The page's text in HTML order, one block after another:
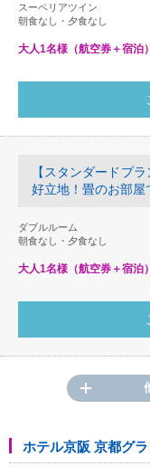
スーペリアツイン
朝食なし・夕食なし
大人1名様（航空券＋宿泊
【スタンダードプ
好立地！畳のお部屋
ダブルルーム
朝食なし・夕食なし
大人1名様（航空券＋宿泊
ホテル京阪 京都グ